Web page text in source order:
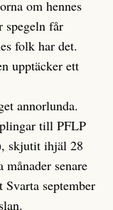
om hennes
spegeln får
folk har det.
upptäcker ett
annorlunda.
till PFLP
skjutit ihjäl 28
senare
september